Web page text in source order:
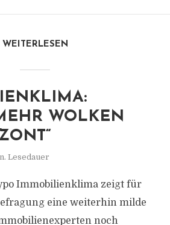
WEITERLESEN
WOLKEN
Lesedauer
Immobilienklima zeigt für
eine weiterhin milde
noch